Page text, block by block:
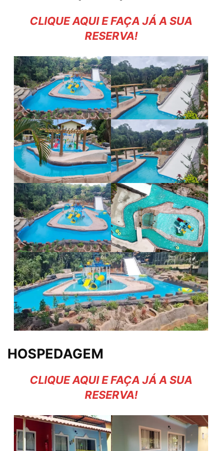
CLIQUE AQUI E FAÇA JÁ A SUA
RESERVA!
HOSPEDAGEM
CLIQUE AQUI E FAÇA JÁ A SUA
RESERVA!